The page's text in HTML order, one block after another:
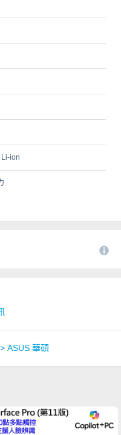
Li-ion
> ASUS 華碩